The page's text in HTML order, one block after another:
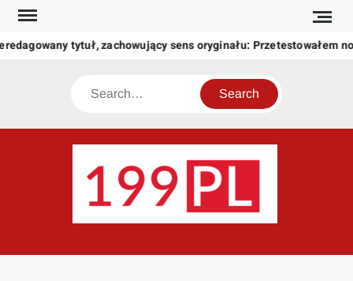
Skip
content
tytuł, zachowujący sens oryginału: Przetestowałem
Search
świat